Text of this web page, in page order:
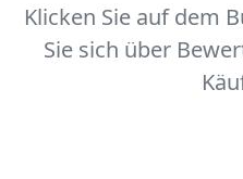
Klicken Sie auf dem
Sie sich über